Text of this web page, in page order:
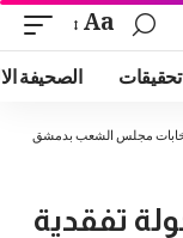
Aa
تحقيقات الصحيفة
مجلس الشعب بدمشق
تفقدية